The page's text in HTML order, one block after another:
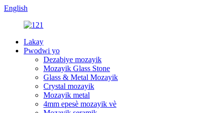
English
Lakay
Pwodwi yo
Dezabiye mozayik
Mozayik Glass Stone
Glass & Metal Mozayik
Crystal mozayik
Mozayik metal
4mm epesè mozayik vè